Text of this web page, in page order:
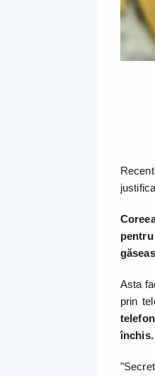
Asta
prin
închis.